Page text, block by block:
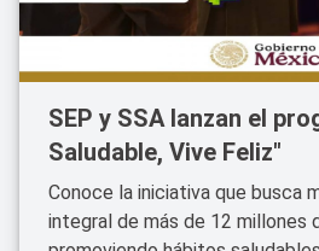
SEP y SSA lanzan el
Saludable, Vive Feliz"
Conoce la iniciativa que busca
integral de más de 12 millones